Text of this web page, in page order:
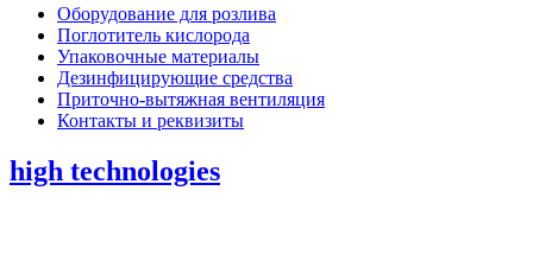
Оборудование для розлива
Поглотитель кислорода
Упаковочные материалы
Дезинфицирующие средства
Приточно-вытяжная вентиляция
Контакты и реквизиты
high technologies